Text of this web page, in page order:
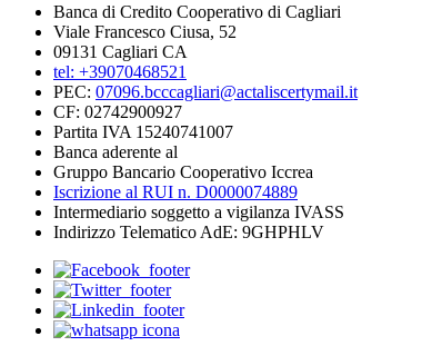
Banca di Credito Cooperativo di Cagliari
Viale Francesco Ciusa, 52
09131 Cagliari CA
tel: +39070468521
PEC: 07096.bcccagliari@actaliscertymail.it
CF: 02742900927
Partita IVA 15240741007
Banca aderente al
Gruppo Bancario Cooperativo Iccrea
Iscrizione al RUI n. D0000074889
Intermediario soggetto a vigilanza IVASS
Indirizzo Telematico AdE: 9GHPHLV